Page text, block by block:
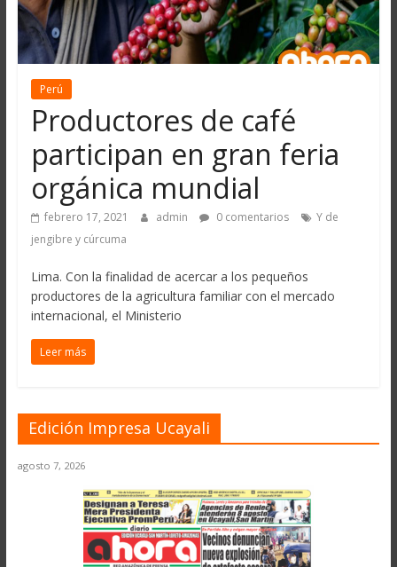
Perú
Productores de café
participan en gran feria
orgánica mundial
febrero 17, 2021 admin 0 comentarios
Y de
jengibre y cúrcuma
Lima. Con la finalidad de acercar a los pequeños
productores de la agricultura familiar con el mercado
internacional, el Ministerio
Leer más
Edición Impresa Ucayali
agosto 7, 2026